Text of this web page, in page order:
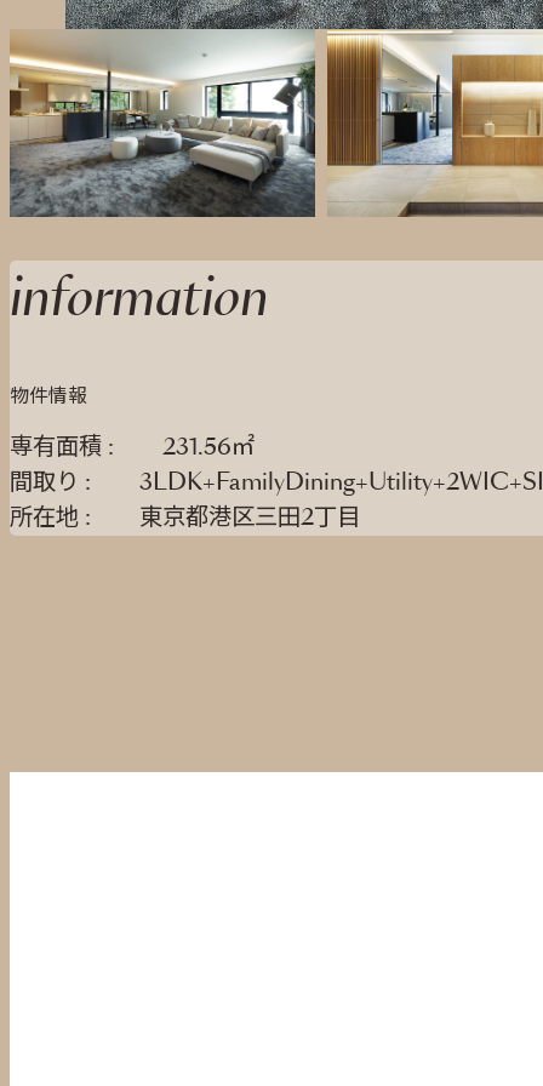
information
物件情報
専有面積 :
231.56㎡
間取り :
所在地 :
東京都港区三田2丁目